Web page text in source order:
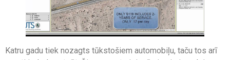
Katru gadu tiek nozagts tūkstošiem automobiļu, taču tos arī